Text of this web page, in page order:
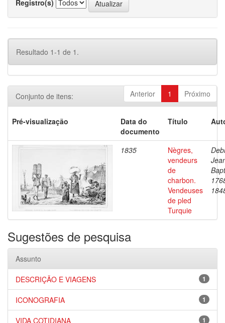
Registro(s)
Resultado 1-1 de 1.
Anterior 1 Próximo
Conjunto de itens:
Pré-visualização
Data do
documento
Título
1835
Nègres,
vendeurs
de
charbon.
Vendeuses
de pled
Turquie
Sugestões de pesquisa
Assunto
1
DESCRIÇÃO E VIAGENS
1
ICONOGRAFIA
1
VIDA COTIDIANA